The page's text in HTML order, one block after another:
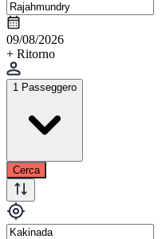
09/08/2026
+ Ritorno
1 Passeggero
Cerca